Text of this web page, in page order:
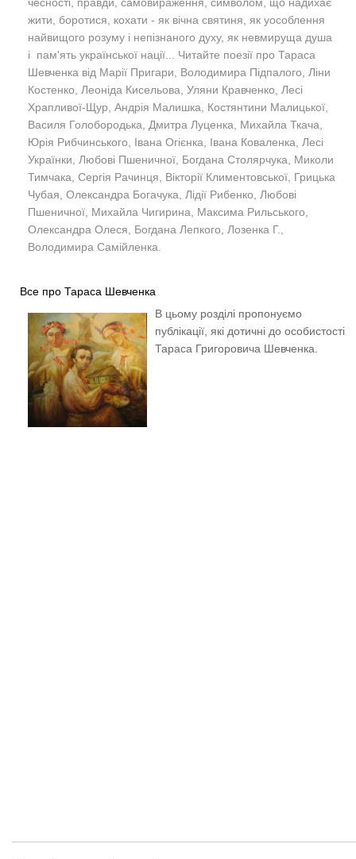
жити, боротися, кохати - як вічна святиня, як уособлення
найвищого розуму і непізнаного духу, як невмируща душа
і пам'ять української нації... Читайте поезії про Тараса
Шевченка від Марії Пригари, Володимира Підпалого, Ліни
Костенко, Леоніда Кисельова, Уляни Кравченко, Лесі
Храпливої-Щур, Андрія Малишка, Костянтини Малицької,
Василя Голобородька, Дмитра Луценка, Михайла Ткача,
Юрія Рибчинського, Івана Огієнка, Івана Коваленка, Лесі
Українки, Любові Пшеничної, Богдана Столярчука, Миколи
Тимчака, Сергія Рачинця, Вікторії Климентовської, Грицька
Чубая, Олександра Богачука, Лідії Рибенко, Любові
Пшеничної, Михайла Чигирина, Максима Рильського,
Олександра Олеся, Богдана Лепкого, Лозенка Г.,
Володимира Самійленка.
Все про Тараса Шевченка
В цьому розділі пропонуємо
публікації, які дотичні до особистості
Тараса Григоровича Шевченка.